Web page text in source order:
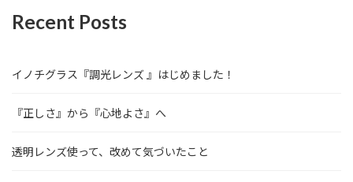
Recent Posts
イノチグラス『調光レンズ 』はじめました！
『正しさ』から『心地よさ』へ
透明レンズ使って、改めて気づいたこと